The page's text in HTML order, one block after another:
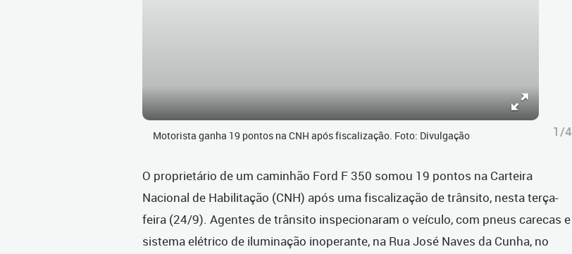
Motorista ganha 19 pontos na CNH após fiscalização. Foto: Divulgação 1/4
O proprietário de um caminhão Ford F 350 somou 19 pontos na Carteira
Nacional de Habilitação (CNH) após uma fiscalização de trânsito, nesta terça-
feira (24/9). Agentes de trânsito inspecionaram o veículo, com pneus carecas e
sistema elétrico de iluminação inoperante, na Rua José Naves da Cunha, no